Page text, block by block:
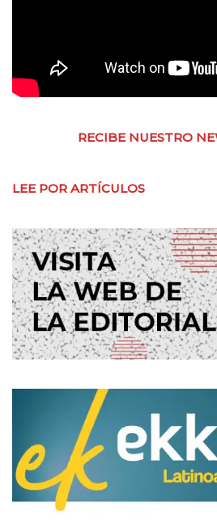
RECIBE NUESTRO
LEE POR ARTÍCULOS